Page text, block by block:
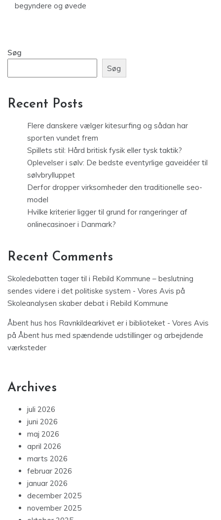
begyndere og øvede
Søg
Søg
Recent Posts
Flere danskere vælger kitesurfing og sådan har
sporten vundet frem
Spillets stil: Hård britisk fysik eller tysk taktik?
Oplevelser i sølv: De bedste eventyrlige gaveidéer til
sølvbrylluppet
Derfor dropper virksomheder den traditionelle seo-
model
Hvilke kriterier ligger til grund for rangeringer af
onlinecasinoer i Danmark?
Recent Comments
Skoledebatten tager til i Rebild Kommune – beslutning
sendes videre i det politiske system - Vores Avis på
Skoleanalysen skaber debat i Rebild Kommune
Åbent hus hos Ravnkildearkivet er i biblioteket - Vores Avis
på Åbent hus med spændende udstillinger og arbejdende
værksteder
Archives
juli 2026
juni 2026
maj 2026
april 2026
marts 2026
februar 2026
januar 2026
december 2025
november 2025